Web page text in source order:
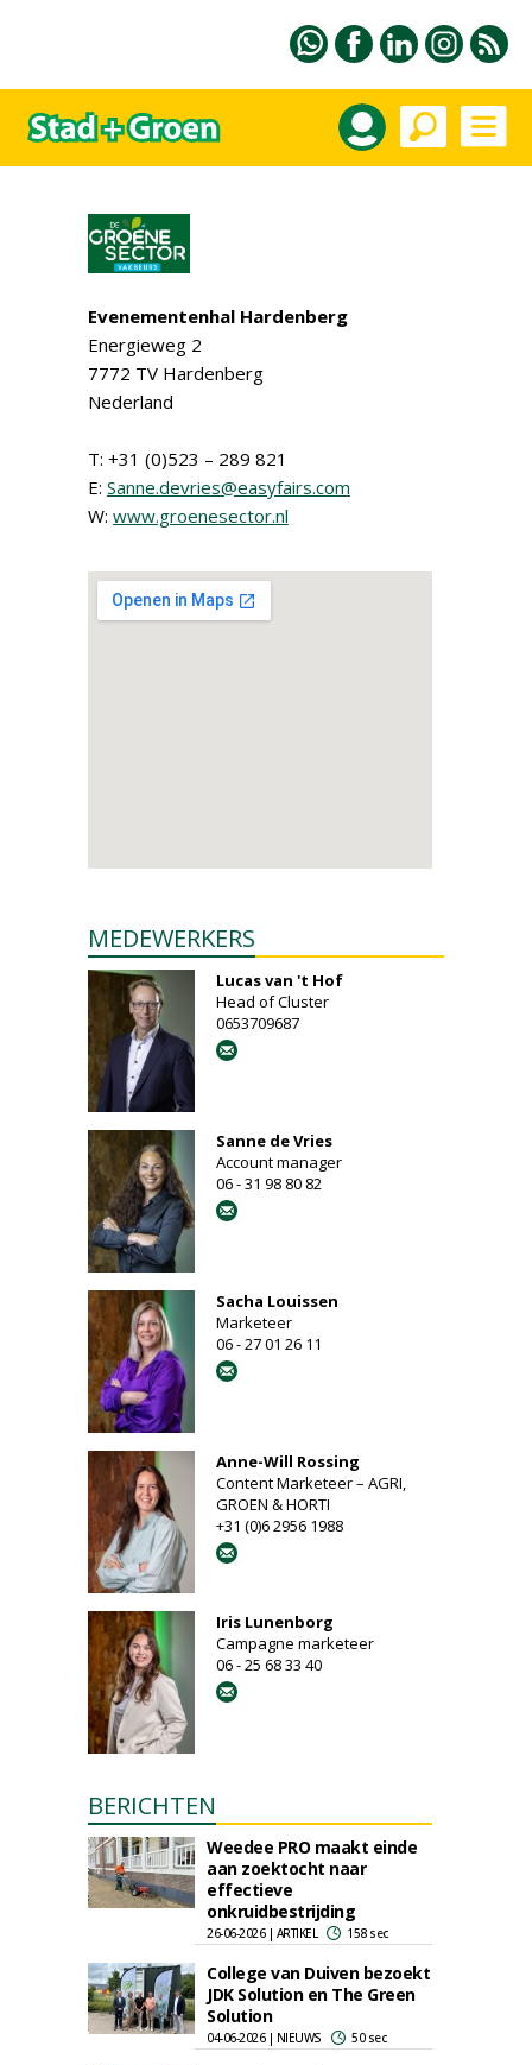
Evenementenhal Hardenberg
Energieweg 2
7772 TV Hardenberg
Nederland
T: +31 (0)523 – 289 821
E: Sanne.devries@easyfairs.com
W: www.groenesector.nl
MEDEWERKERS
Lucas van 't Hof
Head of Cluster
0653709687
Sanne de Vries
Account manager
06 - 31 98 80 82
Sacha Louissen
Marketeer
06 - 27 01 26 11
Anne-Will Rossing
Content Marketeer – AGRI,
GROEN & HORTI
+31 (0)6 2956 1988
Iris Lunenborg
Campagne marketeer
06 - 25 68 33 40
BERICHTEN
Weedee PRO maakt einde
aan zoektocht naar
effectieve
onkruidbestrijding
26-06-2026 | ARTIKEL 158 sec
College van Duiven bezoekt
JDK Solution en The Green
Solution
04-06-2026 | NIEUWS 50 sec